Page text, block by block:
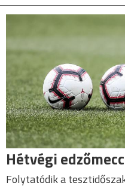
Hétvégi
Folytatódik a